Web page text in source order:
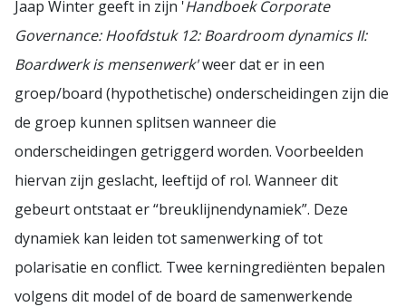
Jaap Winter geeft in zijn 'Handboek Corporate
Governance: Hoofdstuk 12: Boardroom dynamics II:
Boardwerk is mensenwerk'weer dat er in een
groep/board (hypothetische) onderscheidingen zijn die
de groep kunnen splitsen wanneer die
onderscheidingen getriggerd worden. Voorbeelden
hiervan zijn geslacht, leeftijd of rol. Wanneer dit
gebeurt ontstaat er “breuklijnendynamiek”. Deze
dynamiek kan leiden tot samenwerking of tot
polarisatie en conflict. Twee kerningrediënten bepalen
volgens dit model of de board de samenwerkende